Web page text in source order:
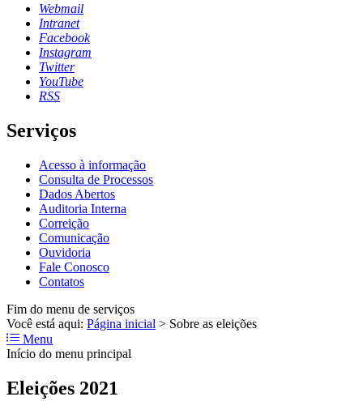
Webmail
Intranet
Facebook
Instagram
Twitter
YouTube
RSS
Serviços
Acesso à informação
Consulta de Processos
Dados Abertos
Auditoria Interna
Correição
Comunicação
Ouvidoria
Fale Conosco
Contatos
Fim do menu de serviços
Você está aqui: Página inicial > Sobre as eleições
Menu
Início do menu principal
Eleições 2021